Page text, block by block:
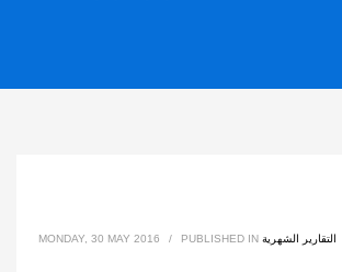
MONDAY, 30 MAY 2016 / PUBLISHED IN التقارير الشهرية